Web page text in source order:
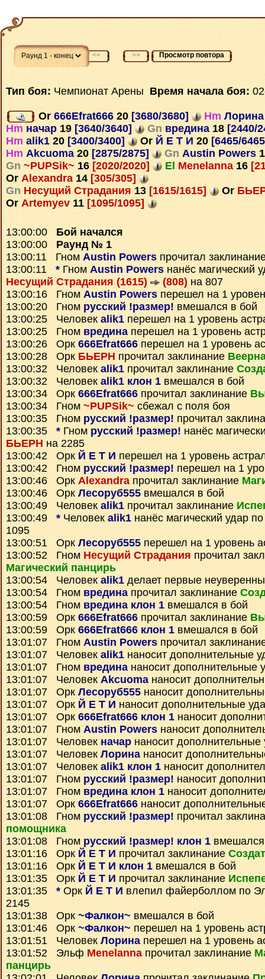
<< >> Просмотр повтора
Тип боя: Чемпионат Арены Время начала боя:
Or 666Efrat666 20 [3680/3680] Hm
Hm начар 19 [3640/3640] Gn вредина 18 [2440/
Hm alik1 20 [3400/3400] Or Й Е Т И 20 [6465/
Hm Akcuoma 20 [2875/2875] Gn Austin Powers
Gn ~PUPSik~ 16 [2020/2020] El Menelanna 16
Or Alexandra 14 [305/305]
Gn Несущий Страдания 13 [1615/1615] Or
Or Artemyev 11 [1095/1095]
13:00:00 Бой начался
13:00:00 Раунд № 1
13:00:11 Гном Austin Powers прочитал
13:00:11 * Гном Austin Powers нанёс магический
Несущий Страдания (1615)
(808) на 807
13:00:16 Гном Austin Powers перешел на 1
13:00:20 Гном русский !размер! вмешался в бой
13:00:25 Человек alik1 перешел на 1 уровень
13:00:25 Гном вредина перешел на 1 уровень
13:00:26 Орк 666Efrat666 перешел на 1 уровень
13:00:28 Орк БЬЕРН прочитал заклинание
13:00:32 Человек alik1 прочитал заклинание
13:00:32 Человек alik1 клон 1 вмешался в бой
13:00:34 Орк 666Efrat666 прочитал заклинание
13:00:34 Гном ~PUPSik~ сбежал с поля боя
13:00:35 Гном русский !размер! прочитал
13:00:35 * Гном русский !размер! нанёс
БЬЕРН на 2285
13:00:42 Орк Й Е Т И перешел на 1 уровень
13:00:42 Гном русский !размер! перешел на 1
13:00:46 Орк Alexandraпрочитал заклинание
13:00:46 Орк Лесоруб555 вмешался в бой
13:00:49 Человек alik1 прочитал заклинание
13:00:49 * Человек alik1 нанёс магический удар
1095
13:00:51 Орк Лесоруб555 перешел на 1 уровень
13:00:52 Гном Несущий Страдания прочитал
Магический панцирь
13:00:54 Человек alik1 делает первые
13:00:54 Гном врединапрочитал заклинание
13:00:54 Гном вредина клон 1 вмешался в бой
13:00:59 Орк 666Efrat666 прочитал заклинание
13:00:59 Орк 666Efrat666 клон 1 вмешался в бой
13:01:07 Гном Austin Powers прочитал
13:01:07 Человек alik1 наносит дополнительные
13:01:07 Гном врединананосит дополнительные
13:01:07 Человек Akcuomaнаносит
13:01:07 Орк Лесоруб555 наносит
13:01:07 Орк Й Е Т И наносит дополнительные
13:01:07 Орк 666Efrat666 клон 1 наносит
13:01:07 Гном Austin Powers наносит
13:01:07 Человек начар наносит дополнительные
13:01:07 Человек Лоринананосит
13:01:07 Человек alik1 клон 1 наносит
13:01:07 Гном русский !размер! наносит
13:01:07 Гном вредина клон 1 наносит
13:01:07 Орк 666Efrat666 наносит
13:01:08 Гном русский !размер! прочитал
помощника
13:01:08 Гном русский !размер! клон 1
13:01:16 Орк Й Е Т И прочитал заклинание
13:01:16 Орк Й Е Т И клон 1 вмешался в бой
13:01:35 Орк Й Е Т И прочитал заклинание
13:01:35 * Орк Й Е Т И влепил файерболлом по
2145
13:01:38 Орк ~Фалкон~ вмешался в бой
13:01:46 Орк ~Фалкон~ перешел на 1 уровень
13:01:51 Человек Лоринаперешел на 1 уровень
13:01:52 Эльф Menelannaпрочитал заклинание
панцирь